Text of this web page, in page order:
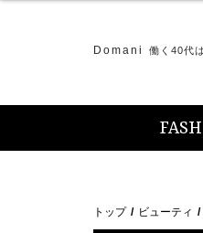
Domani 働く40代
トップ ビューティ